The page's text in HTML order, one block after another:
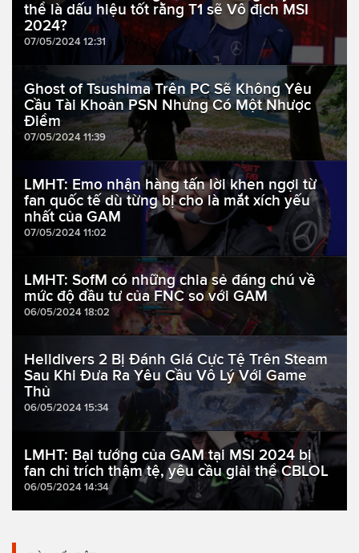
thể là dấu hiệu tốt rằng T1 sẽ Vô địch MSI
2024?
07/05/2024 12:31
Ghost of Tsushima Trên PC Sẽ Không Yêu
Cầu Tài Khoản PSN Nhưng Có Một Nhược
Điểm
07/05/2024 11:39
LMHT: Emo nhận hàng tấn lời khen ngợi từ
fan quốc tế dù từng bị cho là mắt xích yếu
nhất của GAM
07/05/2024 11:02
LMHT: SofM có những chia sẻ đáng chú về
mức độ đầu tư của FNC so với GAM
06/05/2024 18:02
Helldivers 2 Bị Đánh Giá Cực Tệ Trên Steam
Sau Khi Đưa Ra Yêu Cầu Vô Lý Với Game
Thủ
06/05/2024 15:34
LMHT: Bại tướng của GAM tại MSI 2024 bị
fan chỉ trích thậm tệ, yêu cầu giải thể CBLOL
06/05/2024 14:34